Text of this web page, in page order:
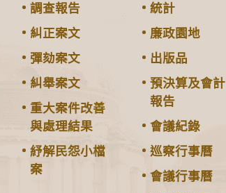
調查報告
糾正案文
彈劾案文
糾舉案文
重大案件改善
與處理結果
紓解民怨小檔
案
統計
廉政園地
出版品
預決算及會計
報告
會議紀錄
巡察行事曆
會議行事曆